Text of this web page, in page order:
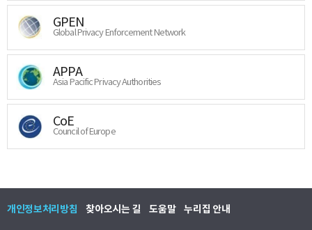
GPEN
Global Privacy Enforcement Network
APPA
Asia Pacific Privacy Authorities
CoE
Council of Europe
개인정보처리방침 찾아오시는 길 도움말 누리집 안내